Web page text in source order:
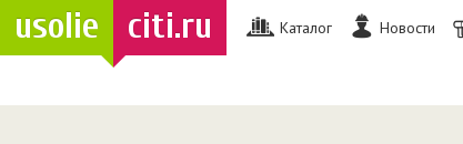
usolie citi.ru Каталог Новости